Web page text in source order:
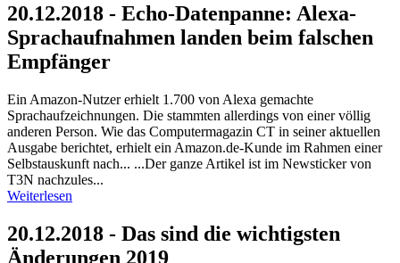
20.12.2018 - Echo-Datenpanne: Alexa-
Sprachaufnahmen landen beim falschen
Empfänger
Ein Amazon-Nutzer erhielt 1.700 von Alexa gemachte
Sprachaufzeichnungen. Die stammten allerdings von einer völlig
anderen Person. Wie das Computermagazin CT in seiner aktuellen
Ausgabe berichtet, erhielt ein Amazon.de-Kunde im Rahmen einer
Selbstauskunft nach... ...Der ganze Artikel ist im Newsticker von
T3N nachzules...
Weiterlesen
20.12.2018 - Das sind die wichtigsten
Änderungen 2019